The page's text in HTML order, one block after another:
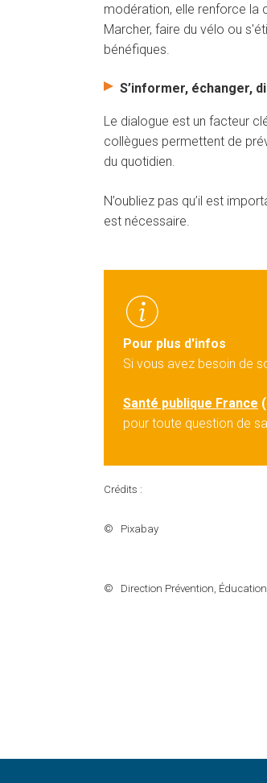
modération, elle renforce la
Marcher, faire du vélo ou
bénéfiques.
S’informer, échanger,
Le dialogue est un facteur
collègues permettent de
du quotidien.
N’oubliez pas qu’il est
est nécessaire.
Pour plus d'infos
Si vous avez besoin de
Santé publique France
pour toute question de
Crédits :
© Pixabay
© Direction Prévention,